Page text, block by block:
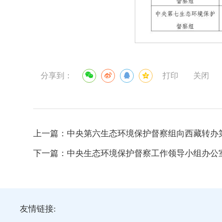
分享到： 打印 关闭
上一篇： 中央第六生态环境保护督察组向西藏转
下一篇： 中央生态环境保护督察工作领导小组办
友情链接: